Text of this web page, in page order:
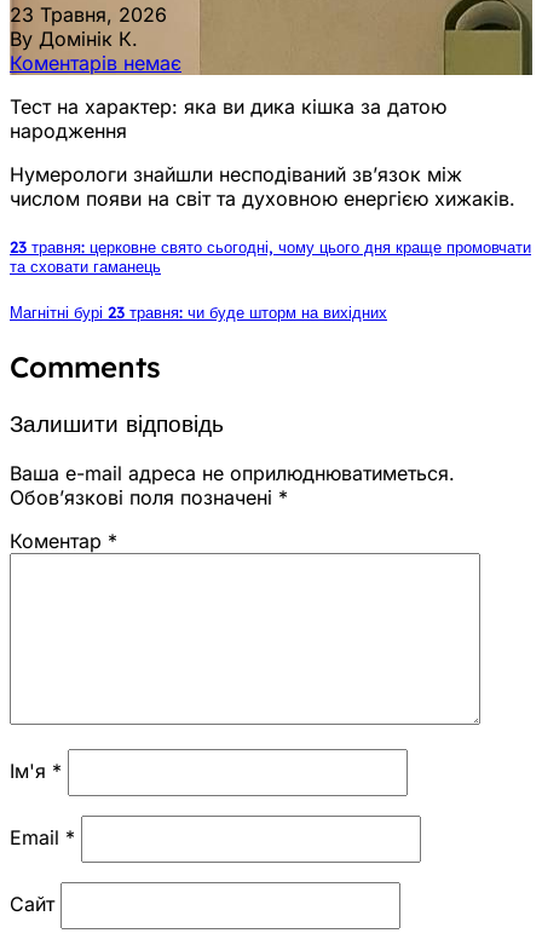
23 Травня, 2026
By Домінік К.
Коментарів немає
Тест на характер: яка ви дика кішка за датою
народження
Нумерологи знайшли несподіваний зв’язок між
числом появи на світ та духовною енергією хижаків.
23 травня: церковне свято сьогодні, чому цього дня краще промовчати
та сховати гаманець
Магнітні бурі 23 травня: чи буде шторм на вихідних
Comments
Залишити відповідь
Ваша e-mail адреса не оприлюднюватиметься.
Обов’язкові поля позначені *
Коментар *
Ім'я *
Email *
Сайт